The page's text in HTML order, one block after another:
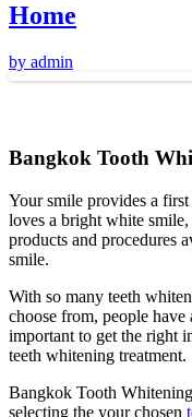
Home
by admin
Bangkok Tooth
Your smile provides a
loves a bright white
products and procedures
smile.
With so many teeth
choose from, people
important to get the right
teeth whitening treatment.
Bangkok Tooth
selecting the your chosen